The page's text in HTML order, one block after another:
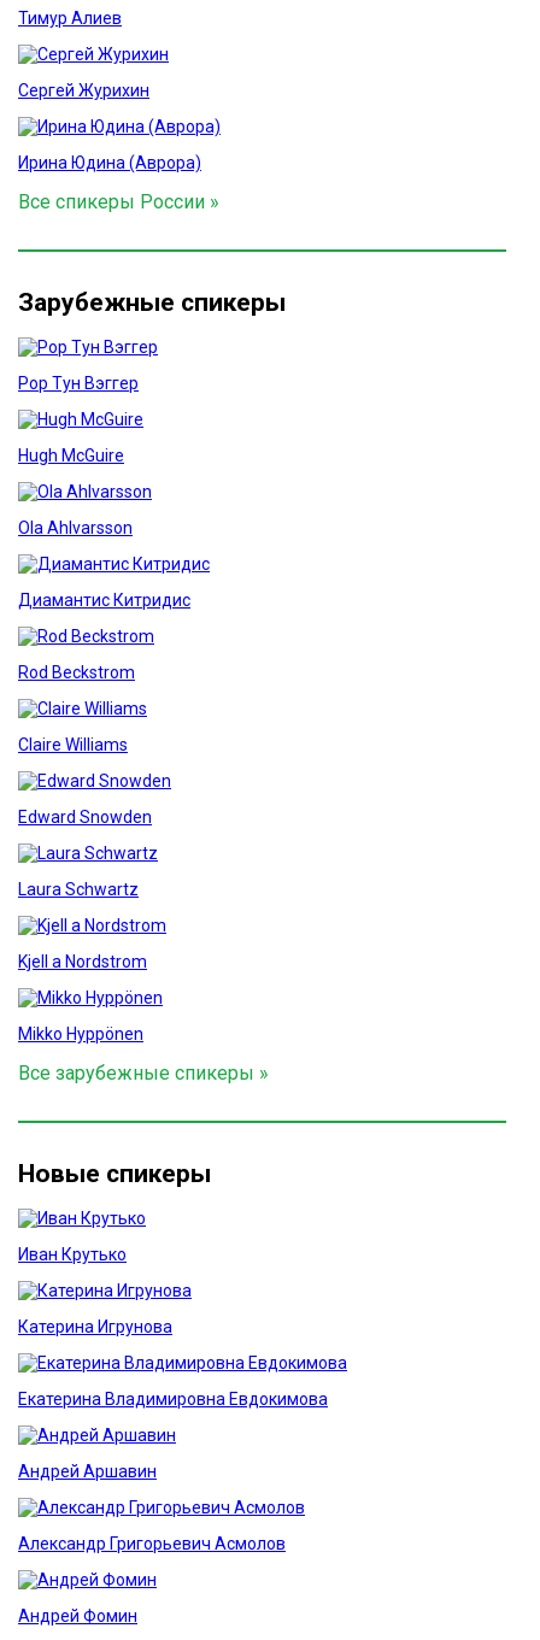
Тимур Алиев
Сергей Журихин
Ирина Юдина (Аврора)
Все спикеры России »
Зарубежные спикеры
Рор Тун Вэггер
Hugh McGuire
Ola Ahlvarsson
Диамантис Китридис
Rod Beckstrom
Claire Williams
Edward Snowden
Laura Schwartz
Kjell a Nordstrom
Mikko Hyppönen
Все зарубежные спикеры »
Новые спикеры
Иван Крутько
Катерина Игрунова
Екатерина Владимировна Евдокимова
Андрей Аршавин
Александр Григорьевич Асмолов
Андрей Фомин